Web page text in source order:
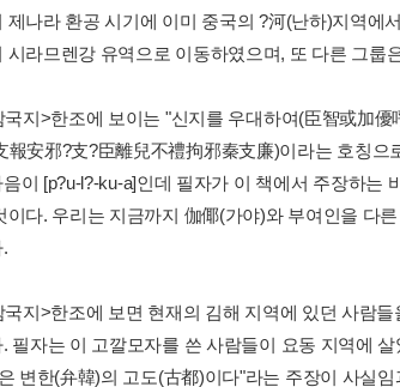
제나라 환공 시기에 이미 중국의 ?河(난하)지역에
시라므렌강 유역으로 이동하였으며, 또 다른 그룹
국지>한조에 보이는 "신지를 우대하여(臣智或加
報安邪?支?臣離兒不禮拘邪秦支廉)이라는 호칭
이 [p?u-l?-ku-a]인데 필자가 이 책에서 주장하는
이다. 우리는 지금까지 伽倻(가야)와 부여인을 다
국지>한조에 보면 현재의 김해 지역에 있던 사람
필자는 이 고깔모자를 쓴 사람들이 요동 지역에
변한(弁韓)의 고도(古都)이다"라는 주장이 사실